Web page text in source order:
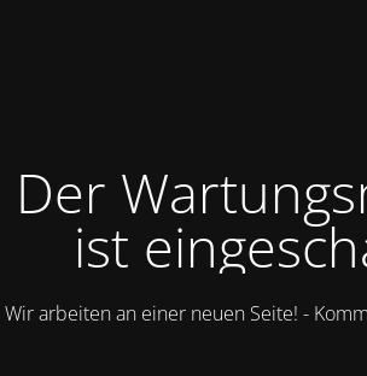
Der
ist
Wir arbeiten an einer neuen Seite! -